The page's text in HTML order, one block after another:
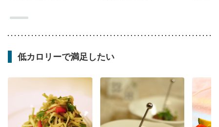
低カロリーで満足したい